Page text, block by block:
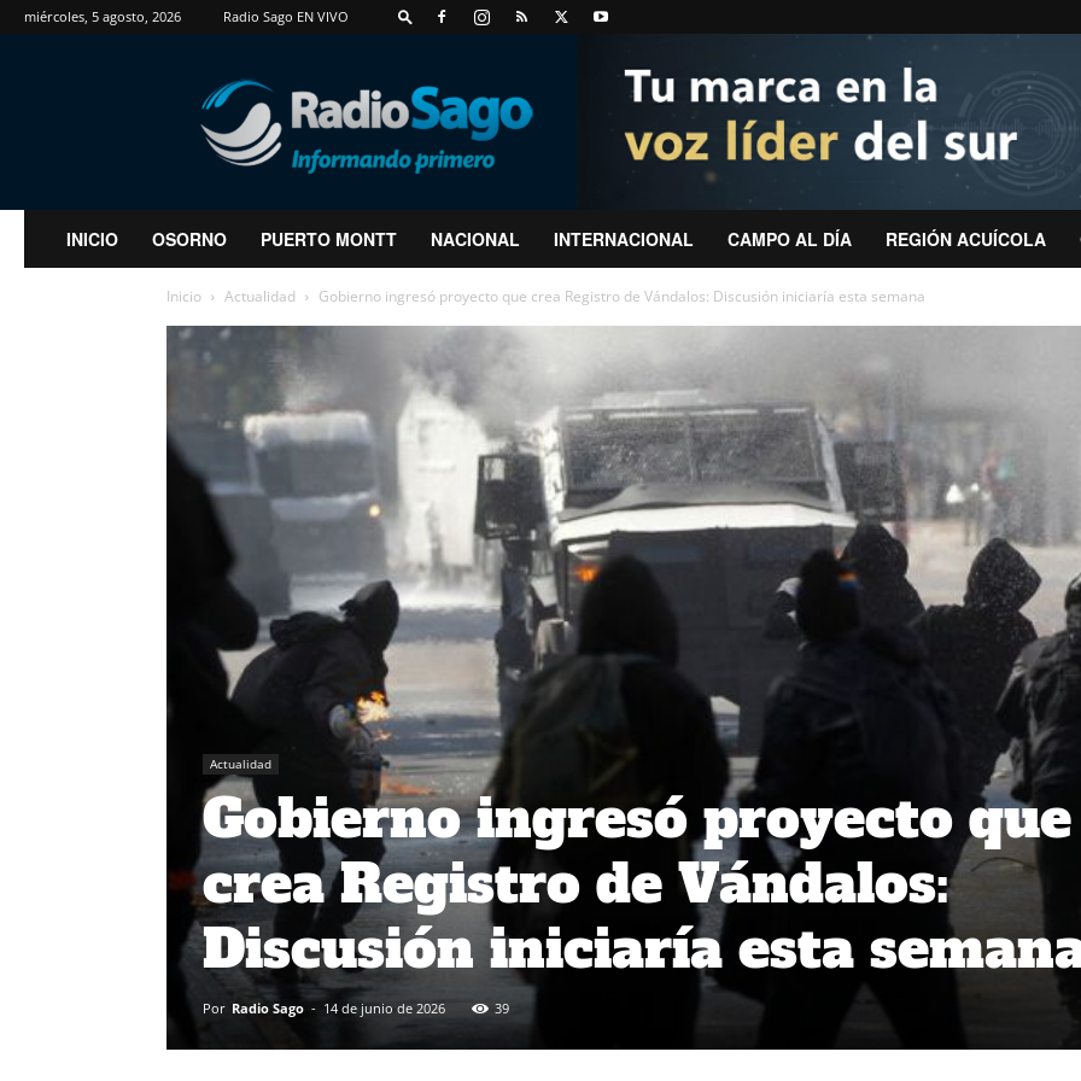
miércoles, 5 agosto, 2026 Radio Sago EN VIVO
RadioSago
INICIO OSORNO PUERTO MONTT NACIONAL INTERNACIONAL CAMPO AL DÍA REGIÓN ACUÍCOLA
Inicio Actualidad Gobierno ingresó proyecto que crea Registro de Vándalos: Discusión iniciaría esta semana
Actualidad
Gobierno ingresó proyecto que
crea Registro de Vándalos:
Discusión iniciaría esta
Por Radio Sago - 14 de junio de 2026 39